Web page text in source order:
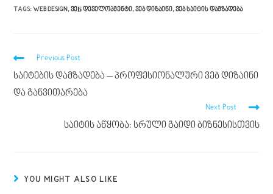
TAGS: WEB DESIGN, ᲕᲔБ ᲓᲔᲕᲔᲚᲝᲞᲛᲔᲜᲢᲘ, ᲕᲔᲑ ᲓᲘᲖᲐᲘᲜᲘ, ᲕᲔᲑ ᲡᲐᲘᲢᲘᲡ ᲓᲐᲛᲖᲐᲓᲔᲑᲐ
Previous Post
საიტების დამზადება – პროფესიონალური ვებ დიზაინი
და განვითარება
Next Post
საიტის აწყობა: სრული გაიდი ბიზნესისთვის
YOU MIGHT ALSO LIKE